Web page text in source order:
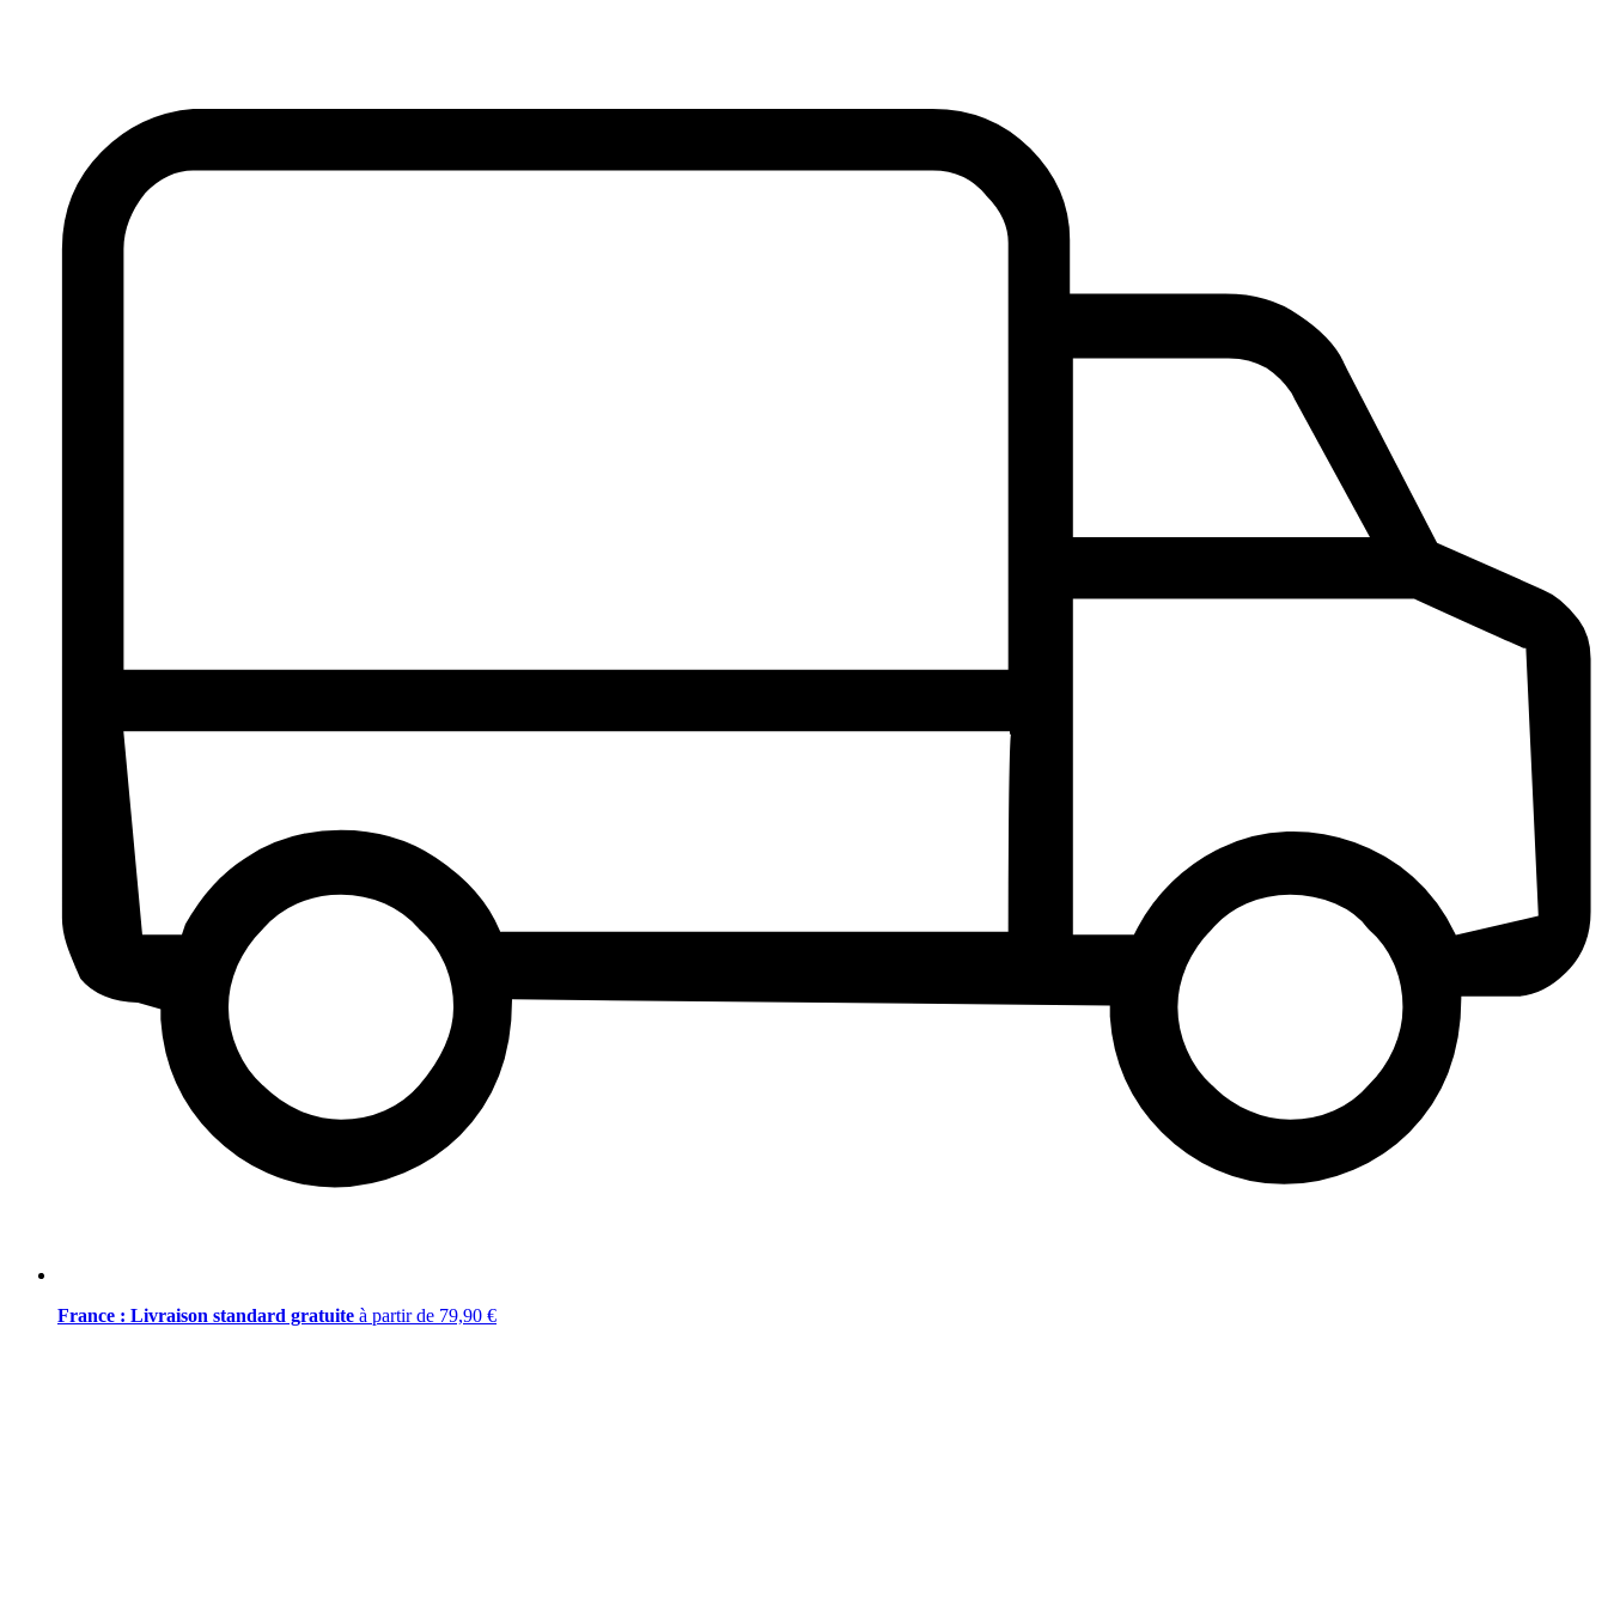
France : Livraison standard gratuite à partir de 79,90 €